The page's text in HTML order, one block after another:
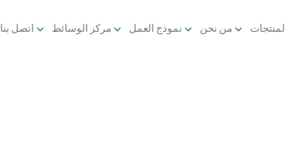
المنتجات من نحن نموذج العمل مركز الوسائط اتصل بنا